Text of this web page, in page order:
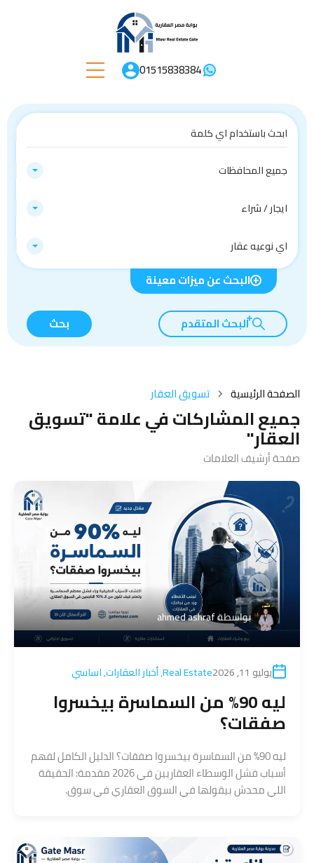
01515838384
جميع المحافظات
ايجار / شراء
اي نوعيه عقار
البحث عن ميزات معينة
البحث المتقدم بحث
الصفحة الرئيسية تسويق العقار
جميع المشاركات في علامة "تسويق
العقار"
صفحة أرشيف العلامات
بواسطةahmed ashraf
يوليو 11, 2026 Real Estate
,أخبار العقارات,اساسي
ليه 90% من السماسرة بيخسروا
صفقات؟
ليه 90% من السماسرة بيخسروا صفقات؟ الدليل الكامل لفهم
أسباب فشل الوسطاء العقاريين في 2026 مقدمة: الحقيقة
اللي محدش بيقولها في السوق العقاري في سوق.